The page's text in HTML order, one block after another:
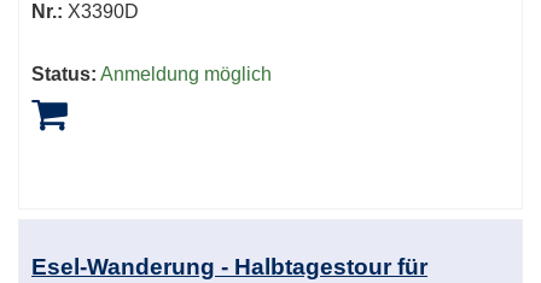
Nr.: X3390D
Status: Anmeldung möglich
Esel-Wanderung - Halbtagestour für